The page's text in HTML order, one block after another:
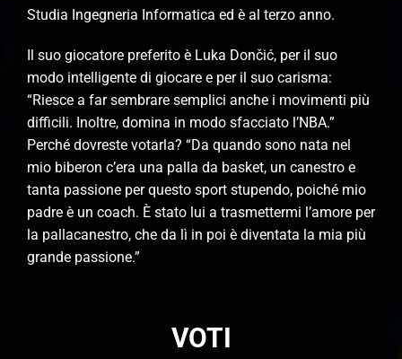
Studia Ingegneria Informatica ed è al terzo anno.
Il suo giocatore preferito è Luka Dončić, per il suo
modo intelligente di giocare e per il suo carisma:
“Riesce a far sembrare semplici anche i movimenti più
difficili. Inoltre, domina in modo sfacciato l’NBA.”
Perché dovreste votarla? “Da quando sono nata nel
mio biberon c’era una palla da basket, un canestro e
tanta passione per questo sport stupendo, poiché mio
padre è un coach. È stato lui a trasmettermi l’amore per
la pallacanestro, che da lì in poi è diventata la mia più
grande passione.”
VOTI